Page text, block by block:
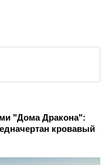
"Дома Дракона":
кровавый